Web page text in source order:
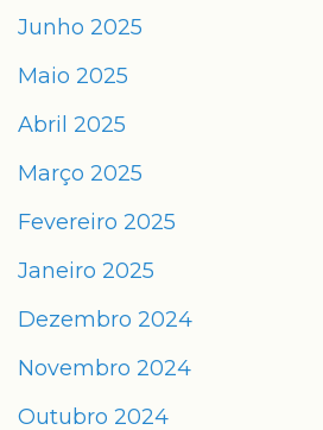
Junho 2025
Maio 2025
Abril 2025
Março 2025
Fevereiro 2025
Janeiro 2025
Dezembro 2024
Novembro 2024
Outubro 2024